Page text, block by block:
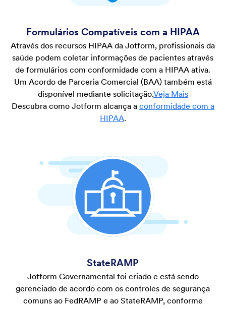
Formulários Compatíveis com a HIPAA
Através dos recursos HIPAA da Jotform, profissionais da
saúde podem coletar informações de pacientes através
de formulários com conformidade com a HIPAA ativa.
Um Acordo de Parceria Comercial (BAA) também está
disponível mediante solicitação.Veja Mais
Descubra como Jotform alcança a conformidade com a
HIPAA.
StateRAMP
Jotform Governamental foi criado e está sendo
gerenciado de acordo com os controles de segurança
comuns ao FedRAMP e ao StateRAMP, conforme